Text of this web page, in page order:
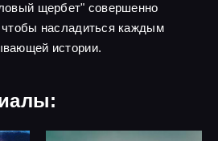
щербет" совершенно
насладиться каждым
истории.